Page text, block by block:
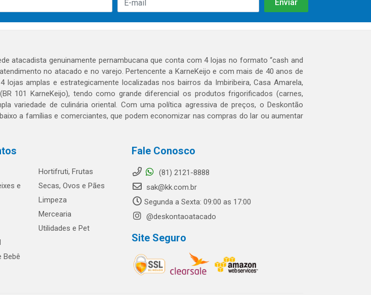
atacadista genuinamente pernambucana que conta com 4 lojas no formato “cash and
no atacado e no varejo. Pertencente a KarneKeijo e com mais de 40 anos de
lojas amplas e estrategicamente localizadas nos bairros da Imbiribeira, Casa Amarela,
101 KarneKeijo), tendo como grande diferencial os produtos frigorificados (carnes,
variedade de culinária oriental. Com uma política agressiva de preços, o Deskontão
a famílias e comerciantes, que podem economizar nas compras do lar ou aumentar
e
Bebê
Hortifruti, Frutas
Secas, Ovos e Pães
Limpeza
Mercearia
Utilidades e Pet
Fale Conosco
(81) 2121-8888
sak@kk.com.br
Segunda a Sexta: 09:00 as 17:00
@deskontaoatacado
Site Seguro